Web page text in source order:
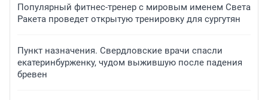
Популярный фитнес-тренер с мировым именем Света
Ракета проведет открытую тренировку для сургутян
Пункт назначения. Свердловские врачи спасли
екатеринбурженку, чудом выжившую после падения
бревен